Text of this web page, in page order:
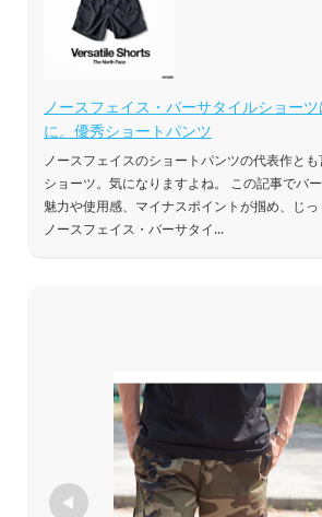
ノースフェイス・バーサタイルショー
に。優秀ショートパンツ
ノースフェイスのショートパンツの代表作と
ショーツ。気になりますよね。 この記事でバ
魅力や使用感、マイナスポイントが掴め、じっ
ノースフェイス・バーサタイ...